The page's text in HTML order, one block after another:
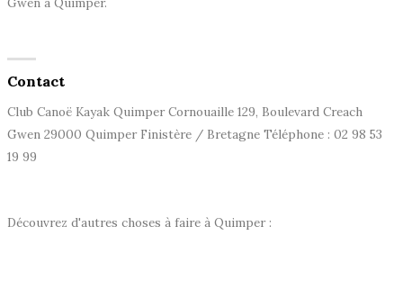
Contact
Club Canoë Kayak Quimper Cornouaille 129, Boulevard Creach
Gwen 29000 Quimper Finistère / Bretagne Téléphone : 02 98 53
19 99
Découvrez d'autres choses à faire à Quimper :